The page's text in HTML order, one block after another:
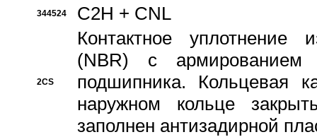
344524 C2H + CNL
2CS
Контактное уплотнение
(NBR) с
подшипника. Кольцевая
наружном кольце
заполнен антизадирной